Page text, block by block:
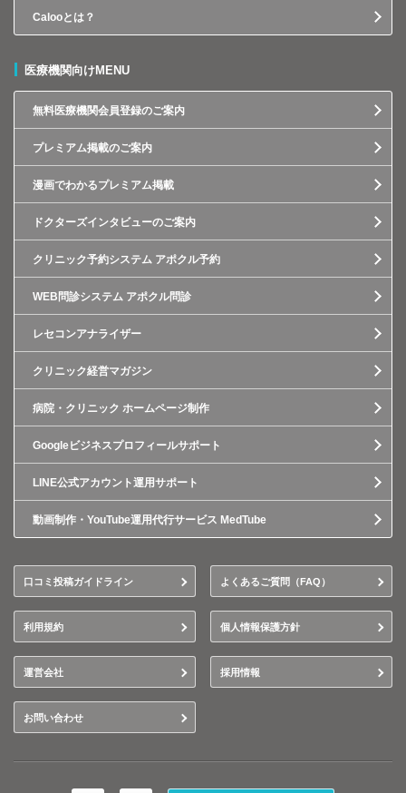
Calooとは？
医療機関向けMENU
無料医療機関会員登録のご案内
プレミアム掲載のご案内
漫画でわかるプレミアム掲載
ドクターズインタビューのご案内
クリニック予約システム アポクル予約
WEB問診システム アポクル問診
レセコンアナライザー
クリニック経営マガジン
病院・クリニック ホームページ制作
Googleビジネスプロフィールサポート
LINE公式アカウント運用サポート
動画制作・YouTube運用代行サービス MedTube
口コミ投稿ガイドライン よくあるご質問（FAQ）
利用規約 個人情報保護方針
運営会社 採用情報
お問い合わせ